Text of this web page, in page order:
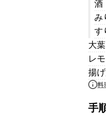
酒
み
す
大
レ
揚
料
手